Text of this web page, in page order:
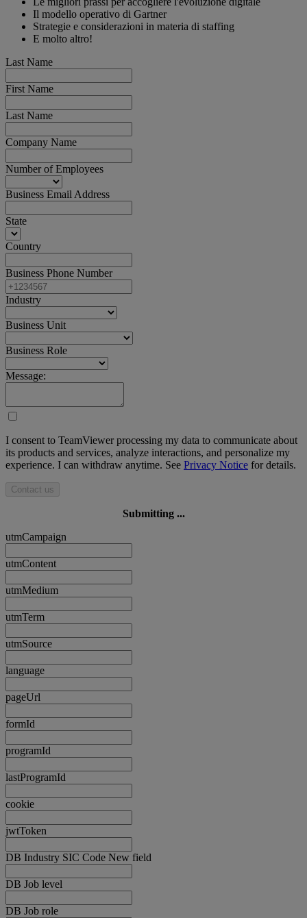
Il modello operativo di Gartner
Strategie e considerazioni in materia di staffing
E molto altro!
Last Name
First Name
Last Name
Company Name
Number of Employees
Business Email Address
State
Country
Business Phone Number
Industry
Business Unit
Business Role
Message:
I consent to TeamViewer processing my data to communicate about
its products and services, analyze interactions, and personalize my
experience. I can withdraw anytime. See Privacy Notice for details.
Contact us
Submitting ...
utmCampaign
utmContent
utmMedium
utmTerm
utmSource
language
pageUrl
formId
programId
lastProgramId
cookie
jwtToken
DB Industry SIC Code New field
DB Job level
DB Job role